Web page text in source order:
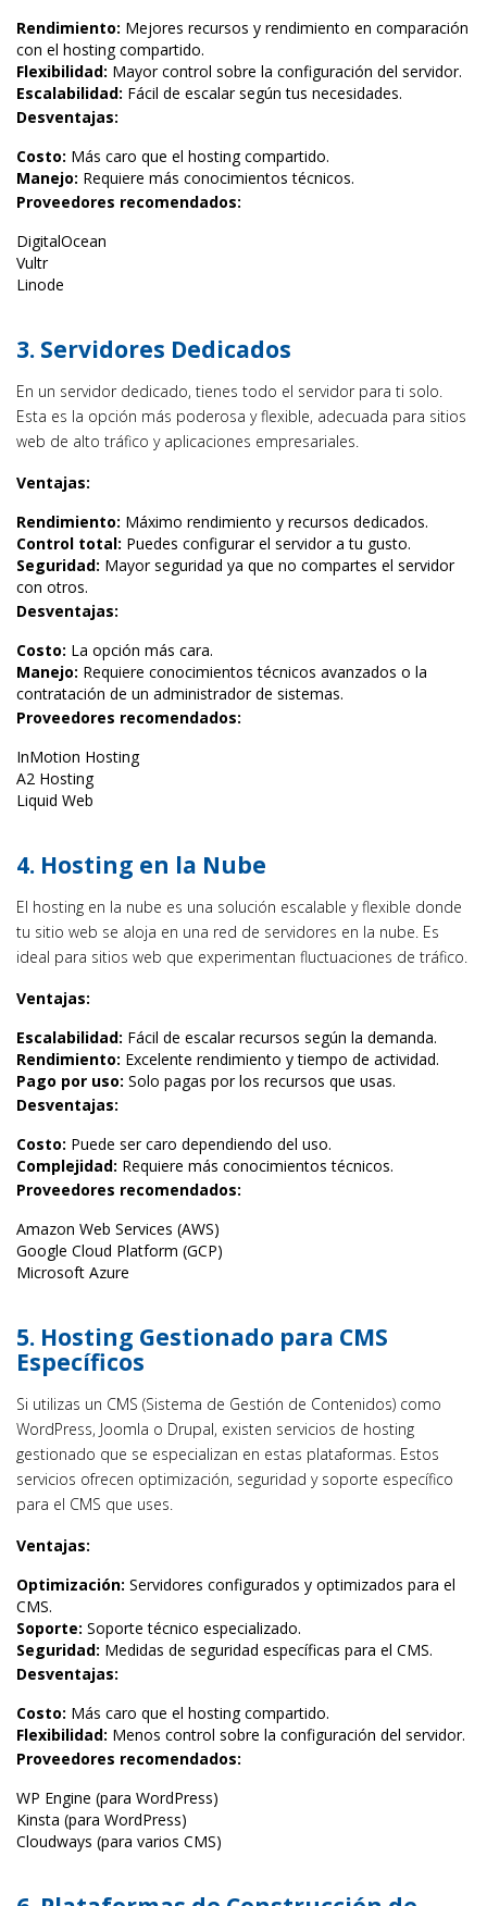
Rendimiento: Mejores recursos y rendimiento en comparación
con el hosting compartido.
Flexibilidad: Mayor control sobre la configuración del servidor.
Escalabilidad: Fácil de escalar según tus necesidades.
Desventajas:
Costo: Más caro que el hosting compartido.
Manejo: Requiere más conocimientos técnicos.
Proveedores recomendados:
DigitalOcean
Vultr
Linode
3. Servidores Dedicados
En un servidor dedicado, tienes todo el servidor para ti solo.
Esta es la opción más poderosa y flexible, adecuada para sitios
web de alto tráfico y aplicaciones empresariales.
Ventajas:
Rendimiento: Máximo rendimiento y recursos dedicados.
Control total: Puedes configurar el servidor a tu gusto.
Seguridad: Mayor seguridad ya que no compartes el servidor
con otros.
Desventajas:
Costo: La opción más cara.
Manejo: Requiere conocimientos técnicos avanzados o la
contratación de un administrador de sistemas.
Proveedores recomendados:
InMotion Hosting
A2 Hosting
Liquid Web
4. Hosting en la Nube
El hosting en la nube es una solución escalable y flexible donde
tu sitio web se aloja en una red de servidores en la nube. Es
ideal para sitios web que experimentan fluctuaciones de tráfico.
Ventajas:
Escalabilidad: Fácil de escalar recursos según la demanda.
Rendimiento: Excelente rendimiento y tiempo de actividad.
Pago por uso: Solo pagas por los recursos que usas.
Desventajas:
Costo: Puede ser caro dependiendo del uso.
Complejidad: Requiere más conocimientos técnicos.
Proveedores recomendados:
Amazon Web Services (AWS)
Google Cloud Platform (GCP)
Microsoft Azure
5. Hosting Gestionado para CMS
Específicos
Si utilizas un CMS (Sistema de Gestión de Contenidos) como
WordPress, Joomla o Drupal, existen servicios de hosting
gestionado que se especializan en estas plataformas. Estos
servicios ofrecen optimización, seguridad y soporte específico
para el CMS que uses.
Ventajas:
Optimización: Servidores configurados y optimizados para el
CMS.
Soporte: Soporte técnico especializado.
Seguridad: Medidas de seguridad específicas para el CMS.
Desventajas:
Costo: Más caro que el hosting compartido.
Flexibilidad: Menos control sobre la configuración del servidor.
Proveedores recomendados:
WP Engine (para WordPress)
Kinsta (para WordPress)
Cloudways (para varios CMS)